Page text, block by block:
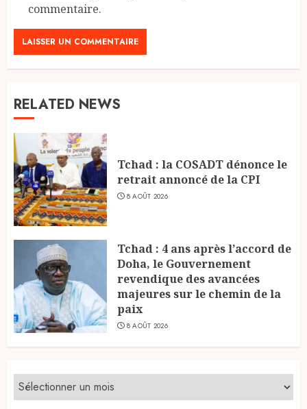
commentaire.
RELATED NEWS
Tchad : la COSADT dénonce le
retrait annoncé de la CPI
8 AOÛT 2026
Tchad : 4 ans après l’accord de
Doha, le Gouvernement
revendique des avancées
majeures sur le chemin de la
paix
8 AOÛT 2026